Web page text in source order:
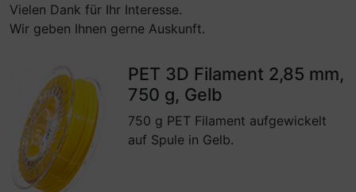
Vielen Dank für Ihr Interesse.
Wir geben Ihnen gerne Auskunft.
PET 3D Filament 2,85 mm,
750 g, Gelb
750 g PET Filament aufgewickelt
auf Spule in Gelb.